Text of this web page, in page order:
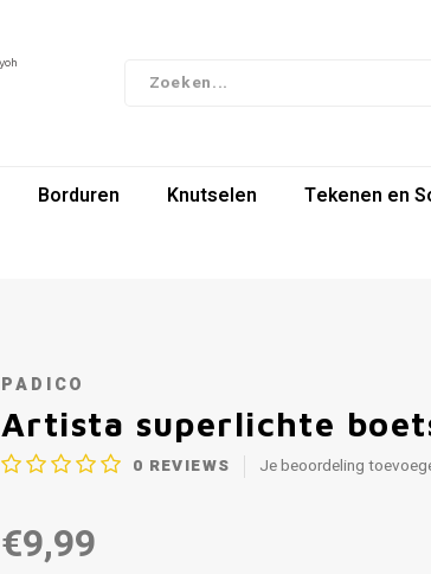
Borduren Knutselen Tekenen en
PADICO
Artista superlichte
0 REVIEWS Je beoordeling
€9,99